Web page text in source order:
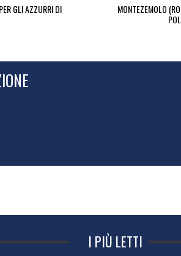
GLI AZZURRI DI
MONTEZEMOLO
I PIÙ LETTI